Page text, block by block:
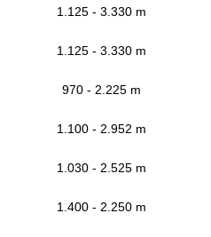
1.125 - 3.330 m
1.125 - 3.330 m
970 - 2.225 m
1.100 - 2.952 m
1.030 - 2.525 m
1.400 - 2.250 m